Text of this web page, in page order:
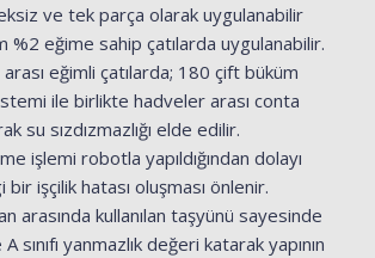
ve tek parça olarak uygulanabilir
%2 eğime sahip çatılarda uygulanabilir.
eğimli çatılarda; 180 çift büküm
ile birlikte hadveler arası conta
su sızdızmazlığı elde edilir.
işlemi robotla yapıldığından dolayı
bir işçilik hatası oluşması önlenir.
arasında kullanılan taşyünü sayesinde
sınıfı yanmazlık değeri katarak yapının